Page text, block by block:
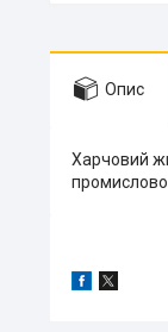
Опис
Харчовий